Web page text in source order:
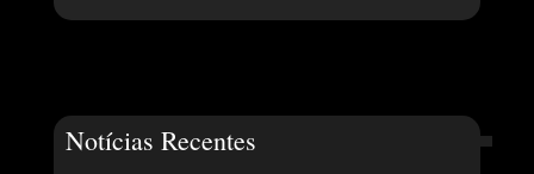
Notícias Recentes